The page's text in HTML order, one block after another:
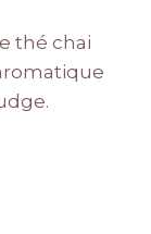
thé chai